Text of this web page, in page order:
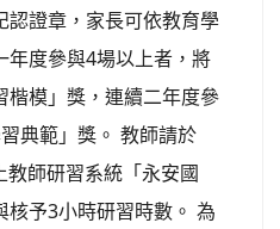
認證章，家長可依教育學
年度參與4場以上者，將
楷模」獎，連續二年度參
典範」獎。 教師請於
師研習系統「永安國
予3小時研習時數。 為